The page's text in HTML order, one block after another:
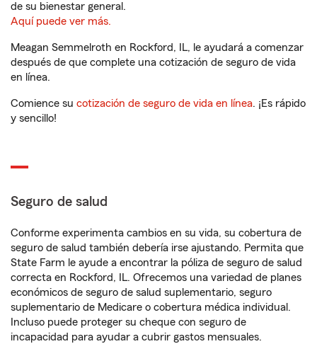
de su bienestar general.
Aquí puede ver más.
Meagan Semmelroth en Rockford, IL, le ayudará a comenzar
después de que complete una cotización de seguro de vida
en línea.
Comience su cotización de seguro de vida en línea. ¡Es rápido
y sencillo!
Seguro de salud
Conforme experimenta cambios en su vida, su cobertura de
seguro de salud también debería irse ajustando. Permita que
State Farm le ayude a encontrar la póliza de seguro de salud
correcta en Rockford, IL. Ofrecemos una variedad de planes
económicos de seguro de salud suplementario, seguro
suplementario de Medicare o cobertura médica individual.
Incluso puede proteger su cheque con seguro de
incapacidad para ayudar a cubrir gastos mensuales.